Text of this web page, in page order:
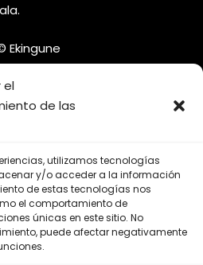
el
de las
utilizamos tecnologías
y/o acceder a la información
de estas tecnologías nos
el comportamiento de
únicas en este sitio. No
puede afectar negativamente
Ekingune
LAS REDES